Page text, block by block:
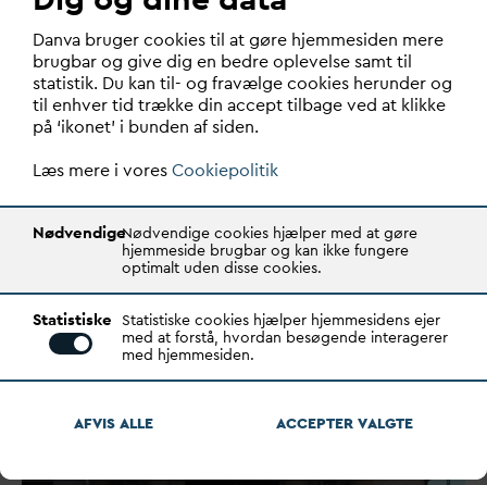
vandafgift
Skabelon for eftergivelse af statsligvandafgift
Tilslutningsbidrag i landzone og
Danva bruger cookies til at gøre hjemmesiden mere
brugbar og give dig en bedre oplevelse samt til
statistik. Du kan til- og fravælge cookies herunder og
til enhver tid trække din accept tilbage ved at klikke
på ‘ikonet’ i bunden af siden.
Læs mere i voresCookiepolitik
NødvendigeNødvendige cookies hjælper med at gøre
hjemmeside brugbar og kan ikke fungere
optimalt uden disse cookies.
Statistiske Statistiske cookies hjælper hjemmesidens ejer
med at forstå, hvordan besøgende interagerer
med hjemmesiden.
AFVIS ALLE ACCEPTERVALGTE